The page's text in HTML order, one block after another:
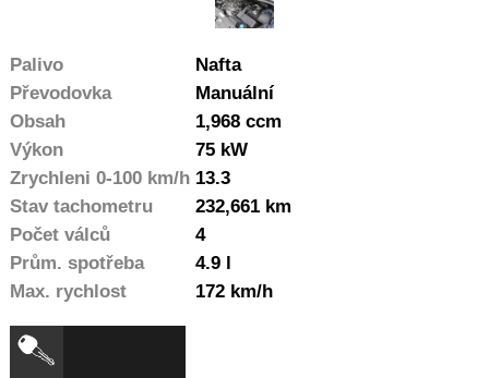
Palivo
Nafta
Převodovka
Manuální
Obsah
1,968 ccm
Výkon
75 kW
Zrychleni 0-100 km/h 13.3
Stav tachometru
232,661 km
Počet válců
4
Prům. spotřeba
4.9 l
Max. rychlost
172 km/h